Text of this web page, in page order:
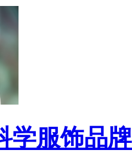
学服饰品